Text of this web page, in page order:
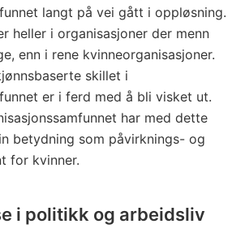
langt på vei gått i oppløsning.
heller i organisasjoner der menn
enn i rene kvinneorganisasjoner.
skillet i
er i ferd med å bli visket ut.
har med dette
betydning som påvirknings- og
for kvinner.
i politikk og arbeidsliv